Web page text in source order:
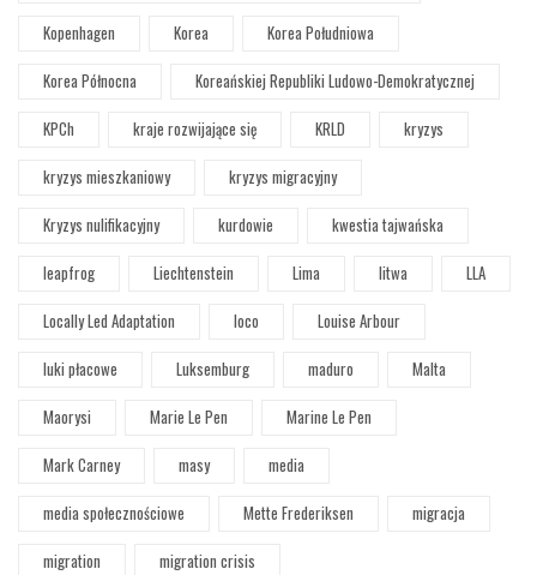
Kopenhagen
Korea
Korea Południowa
Korea Północna
Koreańskiej Republiki Ludowo-Demokratycznej
KPCh
kraje rozwijające się KRLD
kryzys
kryzys mieszkaniowy
kryzys migracyjny
Kryzys nulifikacyjny
kurdowie
kwestia tajwańska
leapfrog
Liechtenstein Lima litwa
LLA
Locally Led Adaptation
loco
Louise Arbour
luki płacowe
Luksemburg maduro
Malta
Maorysi
Marie Le Pen
Marine Le Pen
Mark Carney
masy
media
media społecznościowe
Mette Frederiksen
migracja
migration
migration crisis